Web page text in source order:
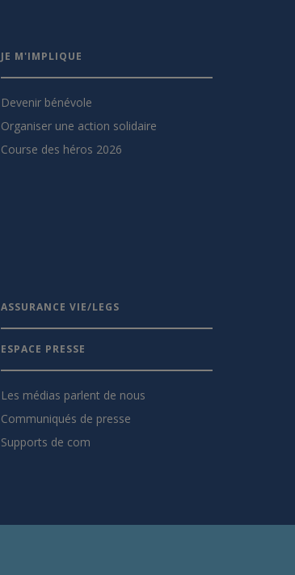
JE M'IMPLIQUE
Devenir bénévole
Organiser une action solidaire
Course des héros 2026
ASSURANCE VIE/LEGS
ESPACE PRESSE
Les médias parlent de nous
Communiqués de presse
Supports de com